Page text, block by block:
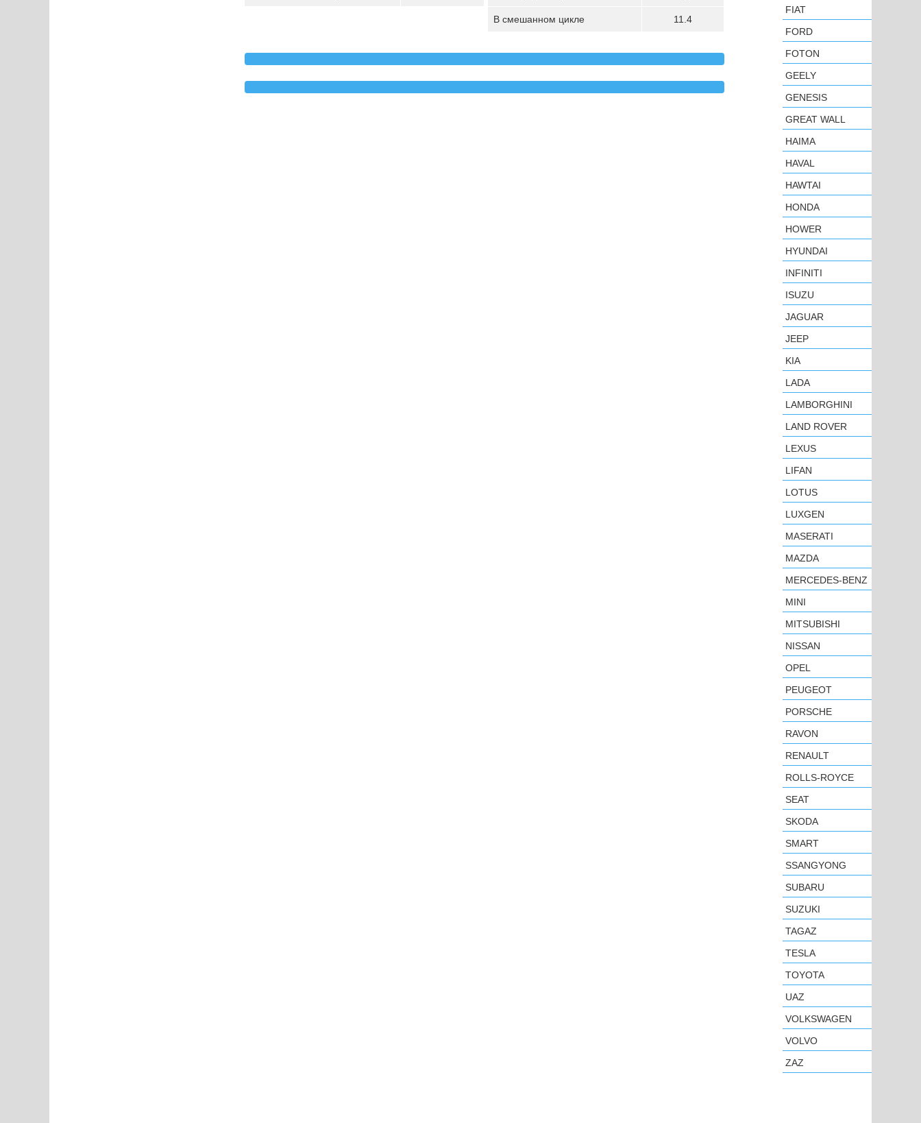
В смешанном цикле 11.4
FIAT
FORD
FOTON
GEELY
GENESIS
GREAT WALL
HAIMA
HAVAL
HAWTAI
HONDA
HOWER
HYUNDAI
INFINITI
ISUZU
JAGUAR
JEEP
KIA
LADA
LAMBORGHINI
LAND ROVER
LEXUS
LIFAN
LOTUS
LUXGEN
MASERATI
MAZDA
MERCEDES-BENZ
MINI
MITSUBISHI
NISSAN
OPEL
PEUGEOT
PORSCHE
RAVON
RENAULT
ROLLS-ROYCE
SEAT
SKODA
SMART
SSANGYONG
SUBARU
SUZUKI
TAGAZ
TESLA
TOYOTA
UAZ
VOLKSWAGEN
VOLVO
ZAZ